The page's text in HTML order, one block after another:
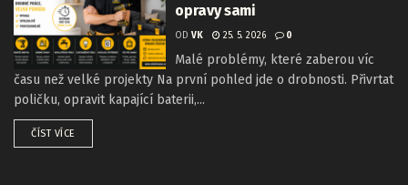
opravy sami
OD VK 25. 5. 2026 0
Malé problémy, které zaberou víc
času než velké projekty Na první pohled jde o drobnosti. Přivrtat
poličku, opravit kapající baterii,...
ČÍST VÍCE